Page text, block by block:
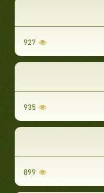
927
935
899